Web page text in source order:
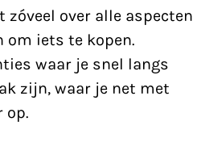
over alle aspecten
om iets te kopen.
waar je snel langs
zijn, waar je net met
op.